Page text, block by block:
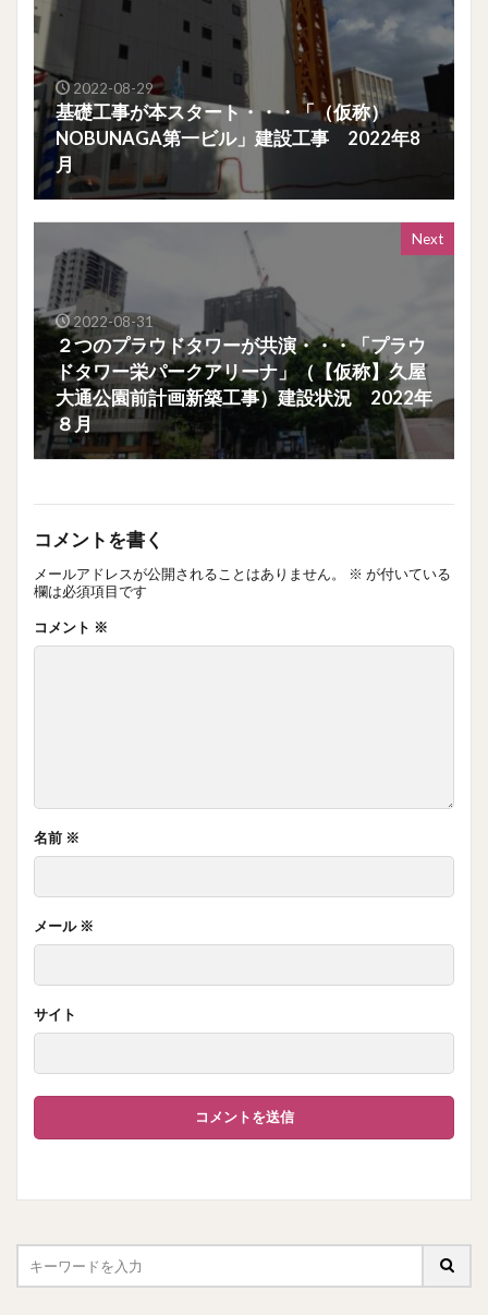
2022-08-29
基礎工事が本スタート・・・「（仮称）
NOBUNAGA第一ビル」建設工事 2022年8
月
Next
2022-08-31
２つのプラウドタワーが共演・・・「プラウ
ドタワー栄パークアリーナ」（【仮称】久屋
大通公園前計画新築工事）建設状況 2022年
８月
コメントを書く
メールアドレスが公開されることはありません。 ※ が付いている
欄は必須項目です
コメント ※
名前 ※
メール ※
サイト